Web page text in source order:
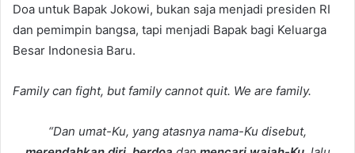
Doa untuk Bapak Jokowi, bukan saja menjadi presiden RI
dan pemimpin bangsa, tapi menjadi Bapak bagi Keluarga
Besar Indonesia Baru.
Family can fight, but family cannot quit. We are family.
“Dan umat-Ku, yang atasnya nama-Ku disebut,